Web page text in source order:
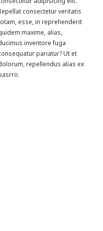
consectetur veritatis
esse, in reprehenderit
maxime, alias,
inventore fuga
pariatur? Ut et
repellendus alias ex